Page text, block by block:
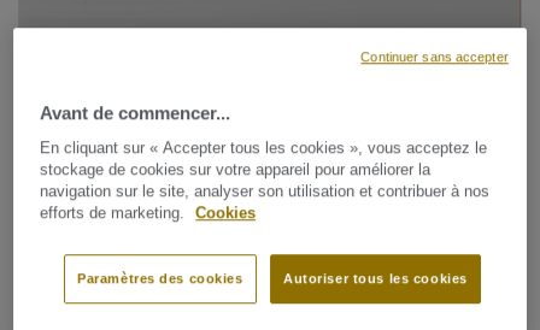
Voir tous les décors (1146)
Avant de commencer...
En cliquant sur « Accepter tous les cookies », vous acceptez le
stockage de cookies sur votre appareil pour améliorer la
navigation sur le site, analyser son utilisation et contribuer à nos
efforts de marketing.
Cookies
Autoriser tous les cookies
Paramètres des cookies
Continuer sans accepter